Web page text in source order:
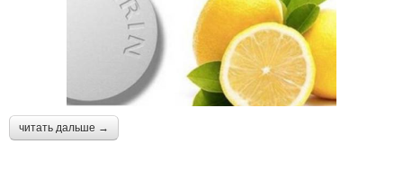
читать дальше →